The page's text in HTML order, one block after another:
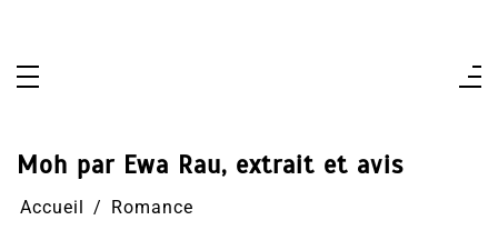
Moh par Ewa Rau, extrait et avis
Accueil Romance